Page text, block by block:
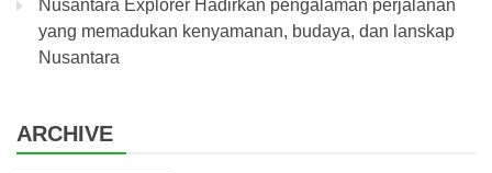
Nusantara Explorer Hadirkan pengalaman perjalanan
yang memadukan kenyamanan, budaya, dan lanskap
Nusantara
ARCHIVE